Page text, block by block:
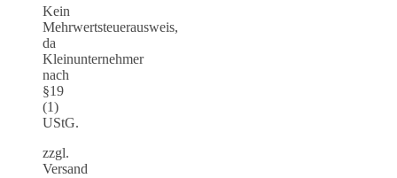
Produktseite
gewählt
Kein
Mehrwertsteuerausweis,
da
Kleinunternehmer
nach
§19
(1)
UStG.
zzgl.
Versand